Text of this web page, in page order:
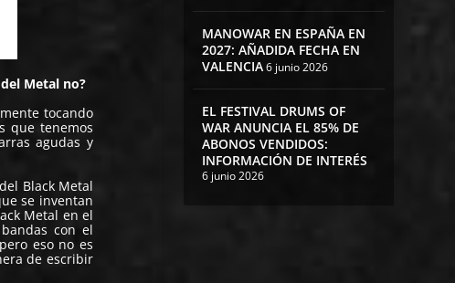
Metal no?
tocando
que tenemos
agudas y
Black Metal
se inventan
Metal en el
con el
eso no es
de escribir
MANOWAR EN ESPAÑA EN
2027: AÑADIDA FECHA EN
VALENCIA6 junio 2026
EL FESTIVAL DRUMS OF
WAR ANUNCIA EL 85% DE
ABONOS VENDIDOS:
INFORMACIÓN DE INTERÉS
6 junio 2026